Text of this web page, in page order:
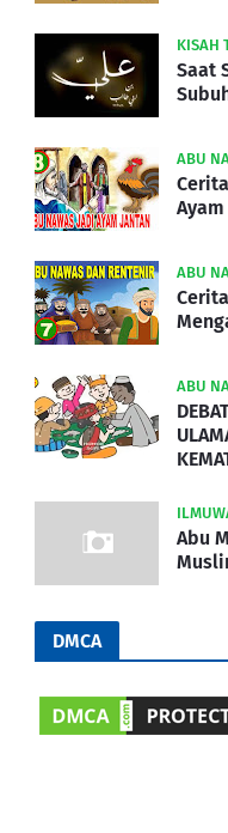
KISAH
Saat
ABU
ABU
ABU
Abu
DMCA